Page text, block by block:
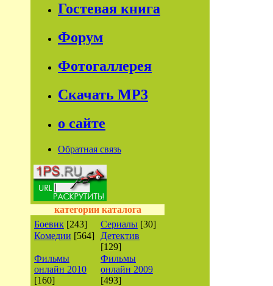
Гостевая книга
Форум
Фотогаллерея
Скачать МР3
о сайте
Обратная связь
категории каталога
Боевик [243] Сериалы [30]
Комедии [564]
Детектив
[129]
Фильмы
онлайн 2010
[160]
Фильмы
онлайн 2009
[493]